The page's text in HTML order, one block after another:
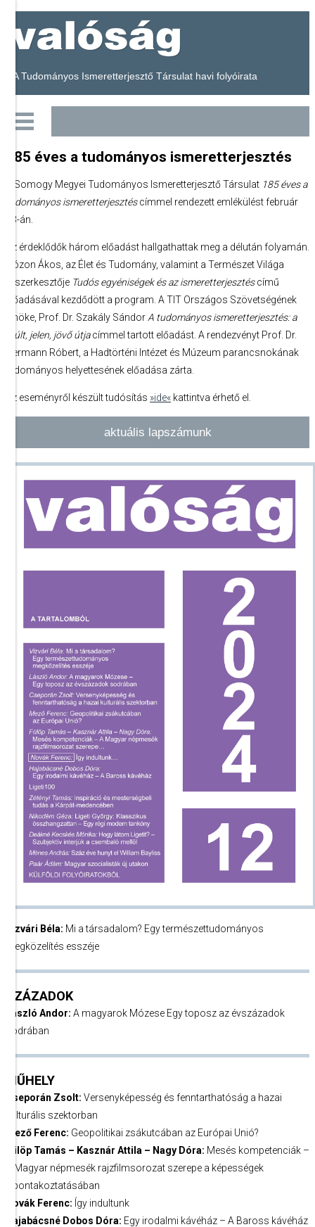
A Tudományos Ismeretterjesztő Társulat havi folyóirata
185 éves a tudományos ismeretterjesztés
A Somogy Megyei Tudományos Ismeretterjesztő Társulat 185 éves a
tudományos ismeretterjesztéscímmel rendezett emlékülést február
23-án.
Az érdeklődők három előadást hallgathattak meg a délután folyamán.
Gózon Ákos, az Élet és Tudomány, valamint a Természet Világa
főszerkesztője Tudós egyéniségek és az ismeretterjesztéscímű
előadásával kezdődött a program. A TIT Országos Szövetségének
elnöke, Prof. Dr. Szakály SándorA tudományos ismeretterjesztés: a
múlt, jelen, jövő útjacímmel tartott előadást. A rendezvényt Prof. Dr.
Hermann Róbert, a Hadtörténi Intézet és Múzeum parancsnokának
tudományos helyettesének előadása zárta.
Az eseményről készült tudósítás »ide« kattintva érhető el.
aktuális lapszámunk
Vizvári Béla: Mi a társadalom? Egy természettudományos
megközelítés esszéje
SZÁZADOK
László Andor: A magyarok Mózese Egy toposz az évszázadok
sodrában
MŰHELY
Cseporán Zsolt: Versenyképesség és fenntarthatóság a hazai
kulturális szektorban
Mező Ferenc: Geopolitikai zsákutcában az Európai Unió?
Fülöp Tamás – Kasznár Attila – Nagy Dóra: Mesés kompetenciák –
A Magyar népmesék rajzfilmsorozat szerepe a képességek
kibontakoztatásában
Novák Ferenc: Így indultunk
Hajabácsné Dobos Dóra: Egy irodalmi kávéház – A Baross kávéház